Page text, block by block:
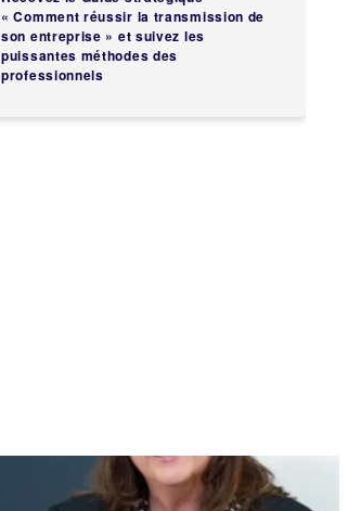
« Comment réussir la transmission de
son entreprise » et suivez les
puissantes méthodes des
professionnels